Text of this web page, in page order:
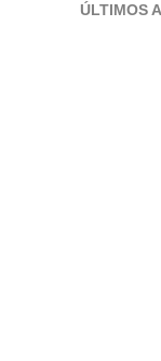
ÚLTIMOS